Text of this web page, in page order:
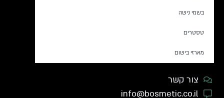
בשמי נישה
טסטרים
מארזי בישום
צור קשר
info@bosmetic.co.il